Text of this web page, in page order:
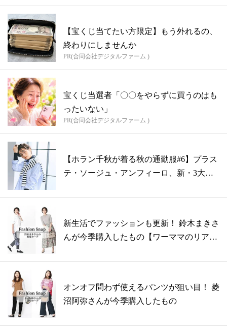
【宝くじ当てたい方限定】もう外れるの、
終わりにしませんか
PR(合同会社デジタルファーム )
宝くじ当選者「〇〇をやらずに買うのはも
ったいない」
PR(合同会社デジタルファーム )
【ホラン千秋が着る秋の通勤服#6】プラス
テ・ソージュ・アンフィーロ、新・3大ベ
新生活でファッションも更新！ 鈴木まきさ
んが今季購入したもの【ワーママのリアル
オンオフ問わず使えるパンツが狙い目！ 菱
沼阿弥さんが今季購入したもの